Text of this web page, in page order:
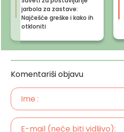
jarbola za zastave:
Najčešće greške i kako ih
otkloniti
Komentariši objavu